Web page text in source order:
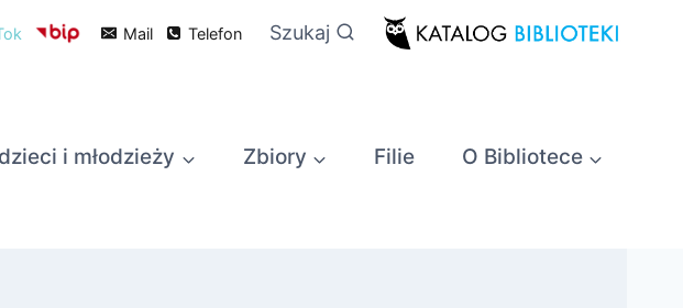
Mail Telefon Szukaj
i młodzieży Zbiory Filie O Bibliotece